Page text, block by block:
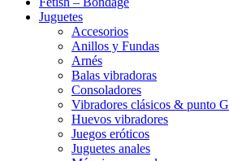
Juguetes
Accesorios
Anillos y Fundas
Arnés
Balas vibradoras
Consoladores
Vibradores clásicos & punto G
Huevos vibradores
Juegos eróticos
Juguetes anales